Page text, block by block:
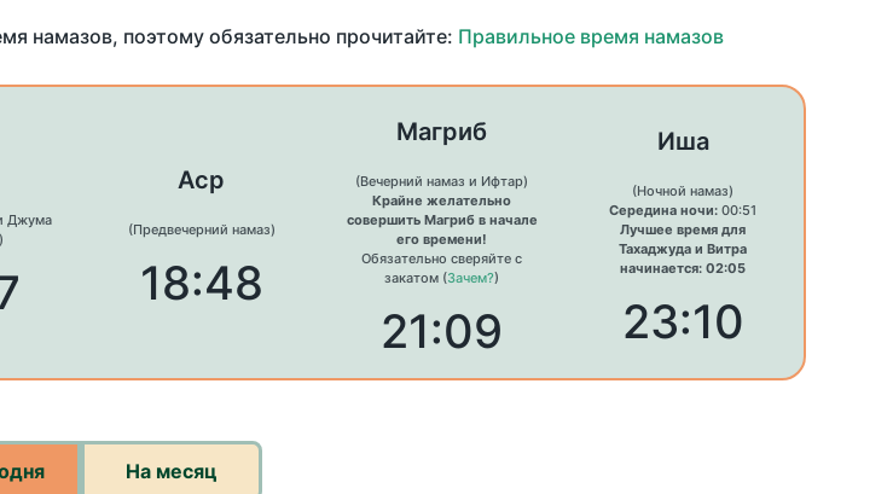
намазов, поэтому обязательно прочитайте: Правильное время намазов
Джума
Аср
(Предвечерний намаз)
18:48
Магриб
(Вечерний намаз и Ифтар)
Крайне желательно
совершить Магриб в начале
его времени!
Обязательно сверяйте с
закатом (Зачем?)
21:09
Иша
(Ночной намаз)
Середина ночи: 00:51
Лучшее время для
Тахаджуда и Витра
начинается: 02:05
23:10
На месяц